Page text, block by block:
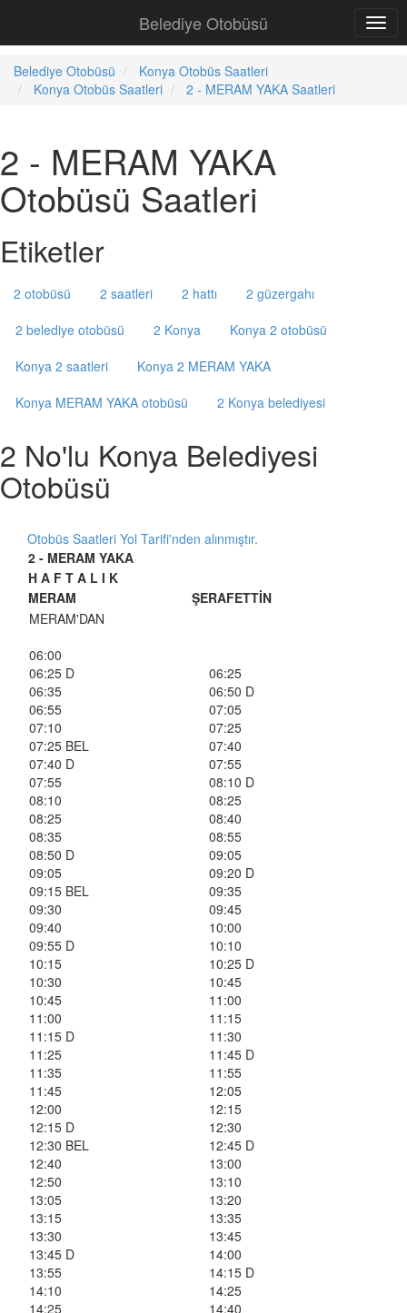
Belediye Otobüsü
Belediye Otobüsü
Konya Otobüs Saatleri
Konya Otobüs Saatleri
2 - MERAM YAKA Saatleri
2 - MERAM YAKA
Otobüsü Saatleri
Etiketler
2 otobüsü 2 saatleri 2 hattı
2 güzergahı
2 belediye otobüsü
2 Konya
Konya 2 otobüsü
Konya 2 saatleri
Konya 2 MERAM YAKA
Konya MERAM YAKA otobüsü
2 Konya belediyesi
2 No'lu Konya Belediyesi
Otobüsü
Otobüs Saatleri Yol Tarifi'nden alınmıştır.
2 - MERAM YAKA
H A F T A L I K
MERAM
ŞERAFETTİN
MERAM'DAN
06:00
06:25 D
06:35
06:55
07:10
07:25 BEL
07:40 D
07:55
08:10
08:25
08:35
08:50 D
09:05
09:15 BEL
09:30
09:40
09:55 D
10:15
10:30
10:45
11:00
11:15 D
11:25
11:35
11:45
12:00
12:15 D
12:30 BEL
12:40
12:50
13:05
13:15
13:30
13:45 D
13:55
14:10
14:25
06:25
06:50 D
07:05
07:25
07:40
07:55
08:10 D
08:25
08:40
08:55
09:05
09:20 D
09:35
09:45
10:00
10:10
10:25 D
10:45
11:00
11:15
11:30
11:45 D
11:55
12:05
12:15
12:30
12:45 D
13:00
13:10
13:20
13:35
13:45
14:00
14:15 D
14:25
14:40